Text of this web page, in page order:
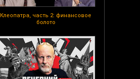
Клеопатра, часть 2: финансовое
болото